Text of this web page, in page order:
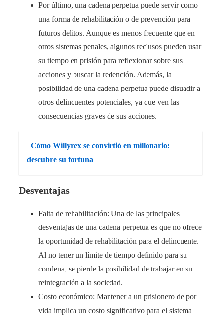
Por último, una cadena perpetua puede servir como
una forma de rehabilitación o de prevención para
futuros delitos. Aunque es menos frecuente que en
otros sistemas penales, algunos reclusos pueden usar
su tiempo en prisión para reflexionar sobre sus
acciones y buscar la redención. Además, la
posibilidad de una cadena perpetua puede disuadir a
otros delincuentes potenciales, ya que ven las
consecuencias graves de sus acciones.
Cómo Willyrex se convirtió en millonario:
descubre su fortuna
Desventajas
Falta de rehabilitación: Una de las principales
desventajas de una cadena perpetua es que no ofrece
la oportunidad de rehabilitación para el delincuente.
Al no tener un límite de tiempo definido para su
condena, se pierde la posibilidad de trabajar en su
reintegración a la sociedad.
Costo económico: Mantener a un prisionero de por
vida implica un costo significativo para el sistema